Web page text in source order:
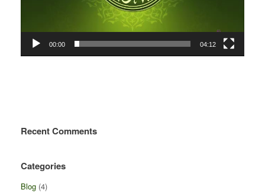
00:00 04:12
Recent Comments
Categories
Blog (4)